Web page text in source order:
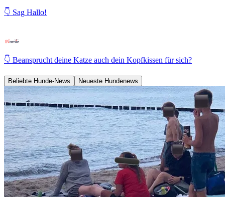
👇 Sag Hallo!
👇 Beansprucht deine Katze auch dein Kopfkissen für sich?
Beliebte Hunde-News Neueste Hundenews